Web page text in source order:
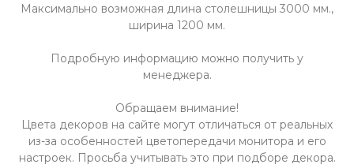
Максимально возможная длина столешницы 3000 мм.,
ширина 1200 мм.
Подробную информацию можно получить у
менеджера.
Обращаем внимание!
Цвета декоров на сайте могут отличаться от реальных
из-за особенностей цветопередачи монитора и его
настроек. Просьба учитывать это при подборе декора.